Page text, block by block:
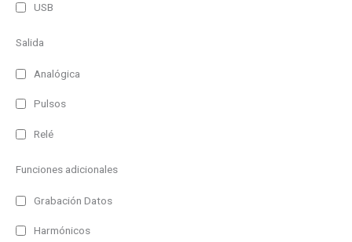
USB
Salida
Analógica
Pulsos
Relé
Funciones adicionales
Grabación Datos
Harmónicos